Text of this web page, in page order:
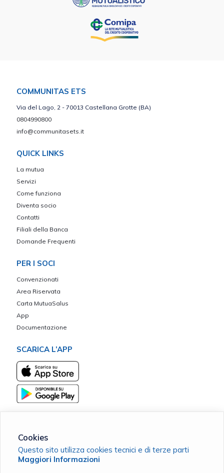
COMMUNITAS ETS
Via del Lago, 2 - 70013 Castellana Grotte (BA)
0804990800
info@communitasets.it
QUICK LINKS
La mutua
Servizi
Come funziona
Diventa socio
Contatti
Filiali della Banca
Domande Frequenti
PER I SOCI
Convenzionati
Area Riservata
Carta MutuaSalus
App
Documentazione
SCARICA L’APP
Communitas ETS - Mutua di Assistenza del Credito Cooperativo
C.F. 93530460729 |Cookie Policy
Cookies
Questo sito utilizza cookies tecnici e di terze parti
Maggiori Informazioni